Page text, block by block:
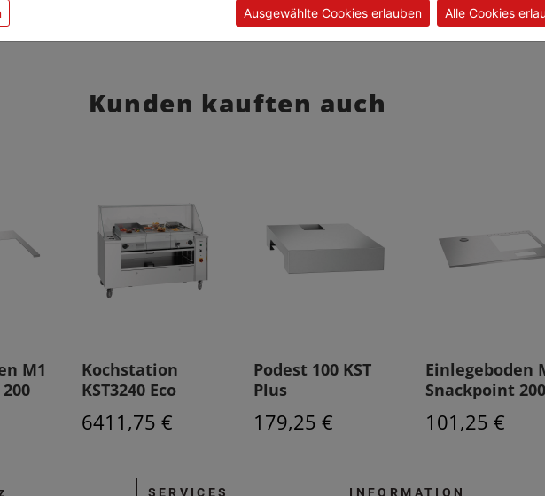
Kunden kauften auch
M1
Kochstation
KST3240 Eco
6411,75 €
Podest 100 KST
Plus
179,25 €
Einlegeboden
Snackpoint 200
101,25 €
SERVICES INFORMATION
Ausgewählte Cookies erlauben Alle Cookies